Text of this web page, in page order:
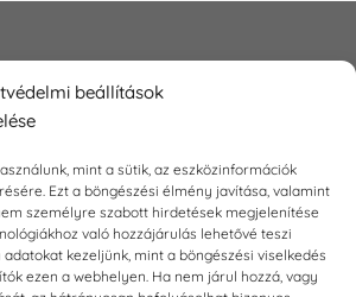
beállítások
mint a sütik, az eszközinformációk
Ezt a böngészési élmény javítása, valamint
személyre szabott hirdetések megjelenítése
való hozzájárulás lehetővé teszi
kezeljünk, mint a böngészési viselkedés
ezen a webhelyen. Ha nem járul hozzá, vagy
feltételek